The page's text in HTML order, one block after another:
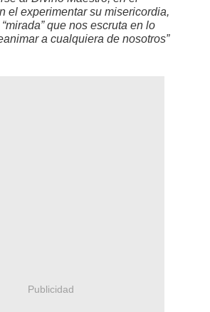
el experimentar su misericordia,
que nos escruta en lo
a cualquiera de nosotros”
Publicidad